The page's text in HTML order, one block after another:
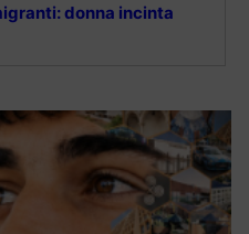
donna incinta